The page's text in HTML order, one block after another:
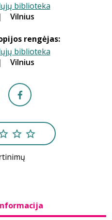
biblioteka
| Vilnius
rengėjas:
biblioteka
| Vilnius